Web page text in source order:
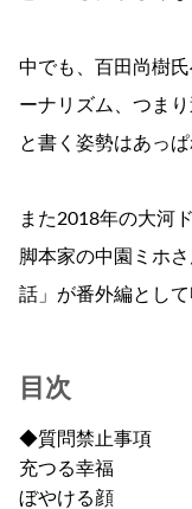
中でも、百田尚樹
ーナリズム、つま
と書く姿勢はあっぱ
また2018年の大河
脚本家の中園ミホ
話」が番外編として
目次
◆質問禁止事項
充つる幸福
ぼやける顔